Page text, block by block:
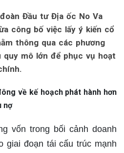
Đầu tư Địa ốc No Va
công bố việc lấy ý kiến cổ
thông qua các phương
quy mô lớn để phục vụ hoạt
về kế hoạch phát hành hơn
nợ
vốn trong bối cảnh doanh
giai đoạn tái cấu trúc mạnh